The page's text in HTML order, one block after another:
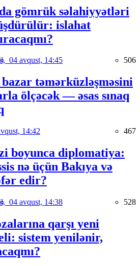
gömrük səlahiyyətləri
islahat
04 avqust, 14:45 506
təmərküzləşməsini
ölçəcək — əsas sınaq
14:42 467
boyunca diplomatiya:
nə üçün Bakıya və
edir?
04 avqust, 14:38 528
qarşı yeni
sistem yenilənir,